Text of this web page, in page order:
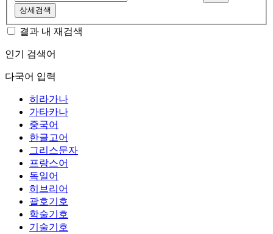
상세검색
결과 내 재검색
인기 검색어
다국어 입력
히라가나
가타카나
중국어
한글고어
그리스문자
프랑스어
독일어
히브리어
괄호기호
학술기호
기술기호